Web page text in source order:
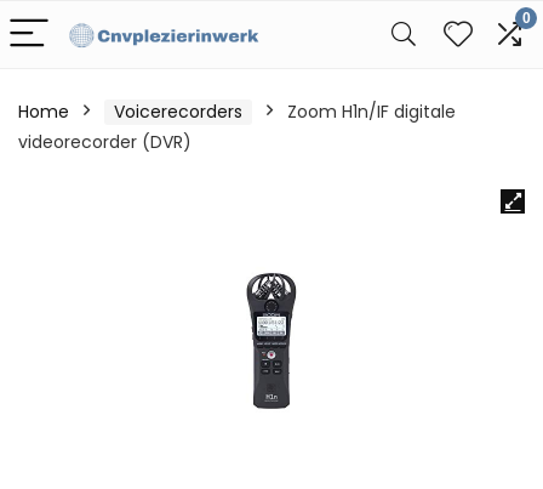
0
Home Voicerecorders
Zoom H1n/IF digitale
videorecorder (DVR)